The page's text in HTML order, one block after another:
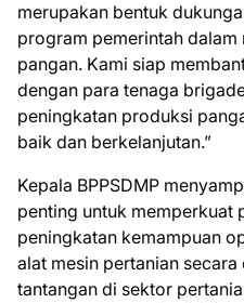
merupakan bentuk
program pemerintah
pangan. Kami siap
dengan para tenaga
peningkatan produksi
baik dan berkelanjutan.”
Kepala BPPSDMP
penting untuk memperkuat
peningkatan kemampuan
alat mesin pertanian
tantangan di sektor